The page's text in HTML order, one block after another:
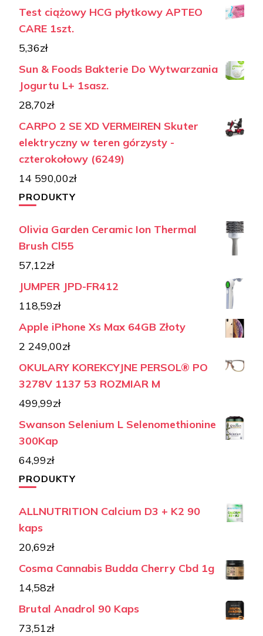
Test ciążowy HCG płytkowy APTEO
CARE 1szt.
5,36zł
Sun & Foods Bakterie Do Wytwarzania
Jogurtu L+ 1sasz.
28,70zł
CARPO 2 SE XD VERMEIREN Skuter
elektryczny w teren górzysty -
czterokołowy (6249)
14 590,00zł
PRODUKTY
Olivia Garden Ceramic Ion Thermal
Brush Cl55
57,12zł
JUMPER JPD-FR412
118,59zł
Apple iPhone Xs Max 64GB Złoty
2 249,00zł
OKULARY KOREKCYJNE PERSOL® PO
3278V 1137 53 ROZMIAR M
499,99zł
Swanson Selenium L Selenomethionine
300Kap
64,99zł
PRODUKTY
ALLNUTRITION Calcium D3 + K2 90
kaps
20,69zł
Cosma Cannabis Budda Cherry Cbd 1g
14,58zł
Brutal Anadrol 90 Kaps
73,51zł